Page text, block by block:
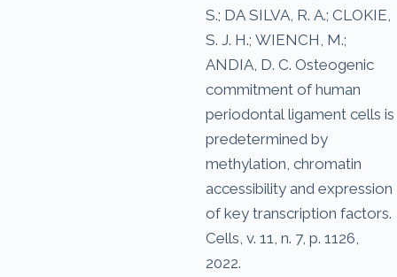
S.; DA SILVA, R. A.; CLOKIE,
S. J. H.; WIENCH, M.;
ANDIA, D. C. Osteogenic
commitment of human
periodontal ligament cells is
predetermined by
methylation, chromatin
accessibility and expression
of key transcription factors.
Cells, v. 11, n. 7, p. 1126,
2022.